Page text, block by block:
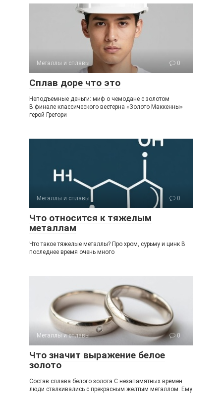
Металлы и сплавы 0
Сплав доре что это
Неподъемные деньги: миф о чемодане с золотом
В финале классического вестерна «Золото Маккенны»
герой Грегори
Металлы и сплавы 0
Что относится к тяжелым
металлам
Что такое тяжелые металлы? Про хром, сурьму и цинк В
последнее время очень много
Металлы и сплавы 0
Что значит выражение белое
золото
Состав сплава белого золота С незапамятных времен
люди сталкивались с прекрасным желтым металлом. Ему